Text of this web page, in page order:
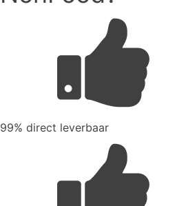
99% direct leverbaar